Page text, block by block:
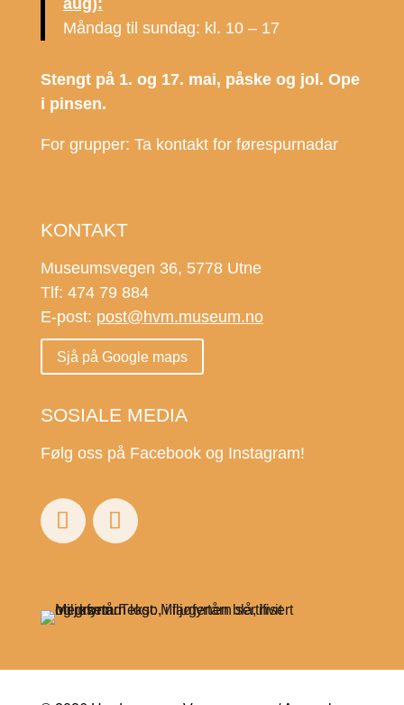
aug):
Måndag til sundag: kl. 10 – 17
Stengt på 1. og 17. mai, påske og jol. Ope
i pinsen.
For grupper: Ta kontakt for førespurnadar
KONTAKT
Museumsvegen 36, 5778 Utne
Tlf: 474 79 884
E-post: post@hvm.museum.no
Sjå på Google maps
SOSIALE MEDIA
Følg oss på Facebook og Instagram!